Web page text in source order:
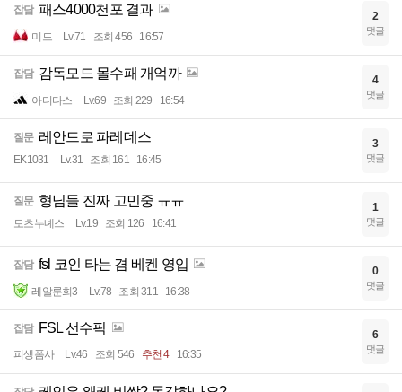
잡담 패스4000천포 결과
미드 Lv.71 조회 456 16:57
2
댓글
잡담 감독모드 몰수패 개억까
아디다스 Lv.69 조회 229 16:54
4
댓글
질문 레안드로 파레데스
EK1031 Lv.31 조회 161 16:45
3
댓글
질문 형님들 진짜 고민중 ㅠㅠ
토츠누녜스 Lv.19 조회 126 16:41
1
댓글
잡담 fsl 코인 타는 겸 베켄 영입
레알룬희3 Lv.78 조회 311 16:38
0
댓글
잡담 FSL 선수픽
피생폼사 Lv.46 조회 546 추천 4 16:35
6
댓글